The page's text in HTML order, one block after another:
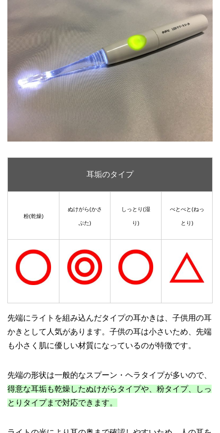
耳垢のタイプ
粉(乾燥)
ぬけがら(かさ
ぶた)
しっとり(湿
り)
べとべと(ねっ
とり)
先端にライトを組み込んだタイプの耳かきは、子供用の耳
かきとして人気があります。子供の耳は小さいため、先端
も小さく肌に優しい材質になっているのが特徴です。
先端の形状は一般的なスプーン・ヘラタイプが多いので、
得意な耳垢も乾燥したぬけがらタイプや、粉タイプ、しっ
とりタイプまで対応できます。